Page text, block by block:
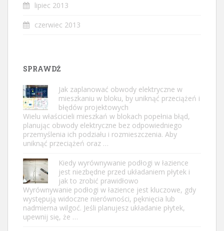
lipiec 2013
czerwiec 2013
SPRAWDŹ
Jak zaplanować obwody elektryczne w
mieszkaniu w bloku, by uniknąć przeciążeń i
błędów projektowych
Wielu właścicieli mieszkań w blokach popełnia błąd,
planując obwody elektryczne bez odpowiedniego
przemyślenia ich podziału i rozmieszczenia. Aby
uniknąć przeciążeń oraz …
Kiedy wyrównywanie podłogi w łazience
jest niezbędne przed układaniem płytek i
jak to zrobić prawidłowo
Wyrównywanie podłogi w łazience jest kluczowe, gdy
występują widoczne nierówności, pęknięcia lub
nadmierna wilgoć. Jeśli planujesz układanie płytek,
upewnij się, że …